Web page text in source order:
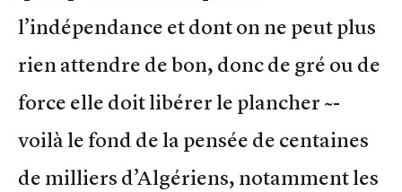
l’indépendance et dont on ne peut plus
rien attendre de bon, donc de gré ou de
force elle doit libérer le plancher ~-
voilà le fond de la pensée de centaines
de milliers d’Algériens, notamment les